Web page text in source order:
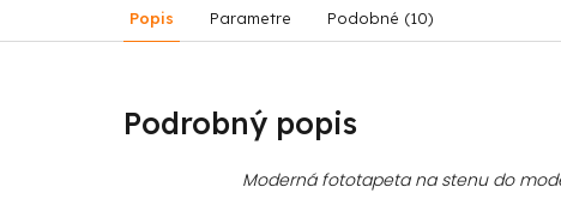
Popis Parametre Podobné (10)
Podrobný popis
Moderná fototapeta na stenu do